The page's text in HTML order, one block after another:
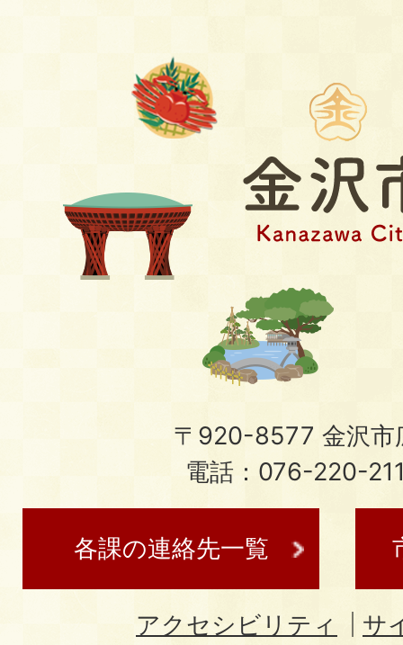
〒920-8577 金沢市
電話：076-220-
各課の連絡先一覧
アクセシビリティ
サ